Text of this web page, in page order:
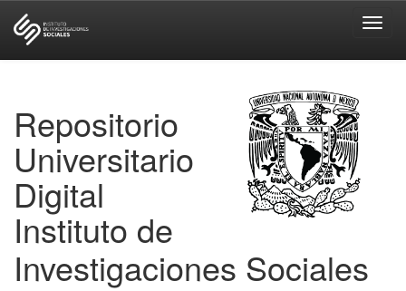
Repositorio
Universitario
Digital
Instituto de
Investigaciones Sociales